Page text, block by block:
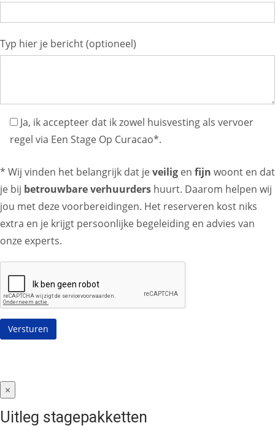
Typ hier je bericht (optioneel)
Ja, ik accepteer dat ik zowel huisvesting als vervoer
regel via Een Stage Op Curacao*.
* Wij vinden het belangrijk dat jeveilig en fijn woont en dat
je bij betrouwbare verhuurders huurt. Daarom helpen wij
jou met deze voorbereidingen. Het reserveren kost niks
extra en je krijgt persoonlijke begeleiding en advies van
onze experts.
×
Uitleg stagepakketten